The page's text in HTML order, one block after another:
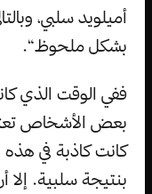
أميلويد سلبي،
بشكل ملحوظ“.
ففي الوقت الذي
بعض الأشخاص تعتبر
كانت كاذبة في
بنتيجة سلبية.